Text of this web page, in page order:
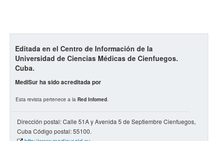
Editada en el Centro de Información de la
Universidad de Ciencias Médicas de Cienfuegos.
Cuba.
MediSur ha sido acreditada por
Esta revista pertenece a la Red Infomed.
Dirección postal: Calle 51A y Avenida 5 de Septiembre Cienfuegos,
Cuba Código postal: 55100.